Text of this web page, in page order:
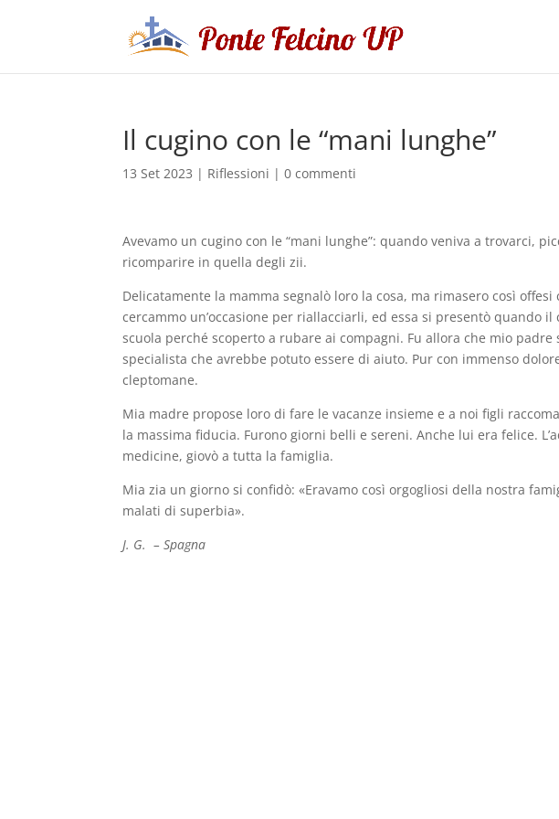
Il cugino con le “mani lunghe”
13 Set 2023 | Riflessioni |0 commenti
Avevamo un cugino con le “mani lunghe”: quando veniva a trovarci,
ricomparire in quella degli zii.
Delicatamente la mamma segnalò loro la cosa, ma rimasero così
cercammo un’occasione per riallacciarli, ed essa si presentò quando
scuola perché scoperto a rubare ai compagni. Fu allora che mio
specialista che avrebbe potuto essere di aiuto. Pur con immenso
cleptomane.
Mia madre propose loro di fare le vacanze insieme e a noi figli
la massima fiducia. Furono giorni belli e sereni. Anche lui era felice.
medicine, giovò a tutta la famiglia.
Mia zia un giorno si confidò: «Eravamo così orgogliosi della nostra
malati di superbia».
J. G. – Spagna